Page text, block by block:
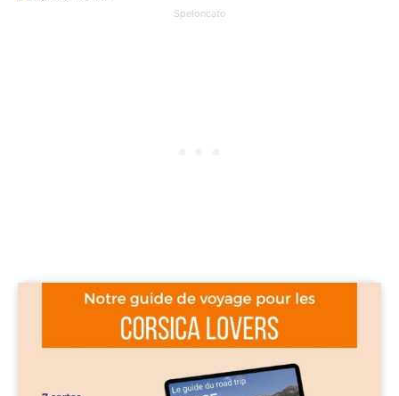
Speloncato